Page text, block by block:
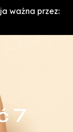
ważna przez:
7